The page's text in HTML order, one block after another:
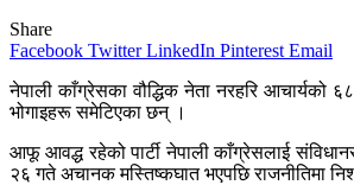
Share
Facebook Twitter LinkedIn Pinterest Email
नेपाली काँग्रेसका वौद्धिक नेता नरहरि
भोगाइहरू समेटिएका छन् ।
आफू आवद्ध रहेको पार्टी नेपाली काँग्रेसलाई
२६ गते अचानक मस्तिष्कघात भएपछि राजनीतिमा